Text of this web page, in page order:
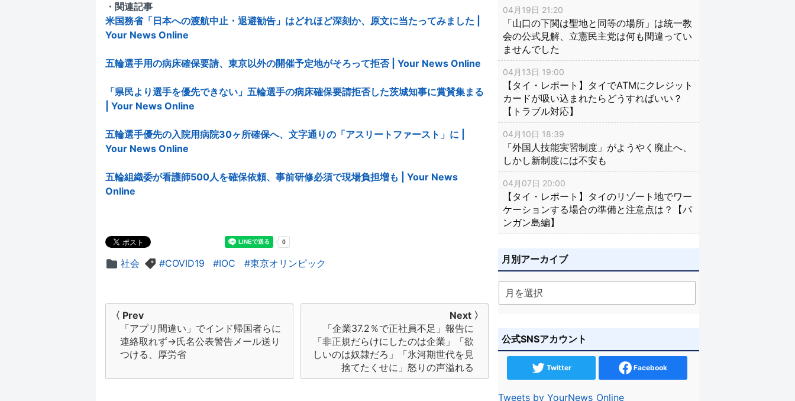
・関連記事
米国務省「日本への渡航中止・退避勧告」はどれほど深刻か、原文に当たってみました |
Your News Online
五輪選手用の病床確保要請、東京以外の開催予定地がそろって拒否 | Your News Online
「県民より選手を優先できない」五輪選手の病床確保要請拒否した茨城知事に賞賛集まる
| Your News Online
五輪選手優先の入院用病院30ヶ所確保へ、文字通りの「アスリートファースト」に |
Your News Online
五輪組織委が看護師500人を確保依頼、事前研修必須で現場負担増も | Your News
Online
社会 COVID19 IOC 東京オリンピック
ビ
〈 Prev
「アプリ間違い」でインド帰国者らに
連絡取れず→氏名公表警告メール送り
つける、厚労省
Next 〉
「企業37.2％で正社員不足」報告に
「非正規だらけにしたのは企業」「欲
しいのは奴隷だろ」「氷河期世代を見
捨てたくせに」怒りの声溢れる
04月19日 21:20
「山口の下関は聖地と同等の場所」は統一教
会の公式見解、立憲民主党は何も間違ってい
ませんでした
04月13日 19:00
【タイ・レポート】タイでATMにクレジット
カードが吸い込まれたらどうすればいい？
【トラブル対応】
04月10日 18:39
「外国人技能実習制度」がようやく廃止へ、
しかし新制度には不安も
04月07日 20:00
【タイ・レポート】タイのリゾート地でワー
ケーションする場合の準備と注意点は？【パ
ンガン島編】
月別アーカイブ
公式SNSアカウント
Twitter Facebook
Tweets by YourNews_Online